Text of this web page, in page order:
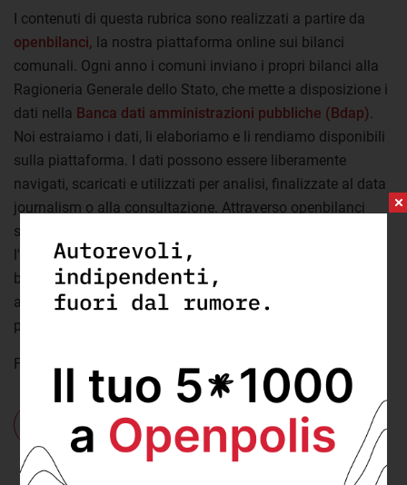
I contenuti di questa rubrica sono realizzati a partire da
openbilanci, la nostra piattaforma online sui bilanci
comunali. Ogni anno i comuni inviano i propri bilanci alla
Ragioneria Generale dello Stato, che mette a disposizione i
dati nella Banca dati amministrazioni pubbliche (Bdap)
Noi estraiamo i dati, li elaboriamo e li rendiamo disponibili
sulla piattaforma. I dati possono essere liberamente
navigati, scaricati e utilizzati per analisi, finalizzate al data
journalism o alla consultazione. Attraverso openbilanci
svolgiamo un'attività di monitoraggio civico dei dati, con
l'obiettivo di verificare anche il lavoro di redazione dei
bilanci da parte delle amministrazioni. Lo scopo è
aumentare la conoscenza sulla gestione delle risorse
pubbliche.
Foto credit: